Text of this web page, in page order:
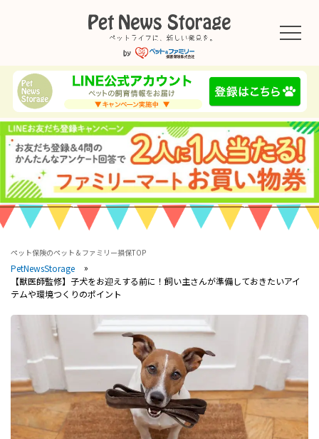
ペット保険のペット＆ファミリー損保TOP
PetNewsStorage
【獣医師監修】子犬をお迎えする前に！飼い主さんが準備しておきたいアイ
テムや環境つくりのポイント